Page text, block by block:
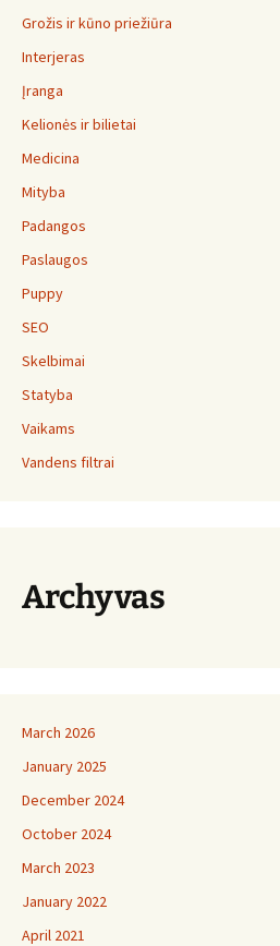
Grožis ir kūno priežiūra
Interjeras
Įranga
Kelionės ir bilietai
Medicina
Mityba
Padangos
Paslaugos
Puppy
SEO
Skelbimai
Statyba
Vaikams
Vandens filtrai
Archyvas
March 2026
January 2025
December 2024
October 2024
March 2023
January 2022
April 2021